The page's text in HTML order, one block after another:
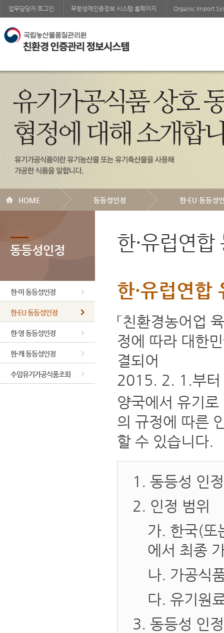
업무담당자 로그인 무항생제인증정보 시스템 홈페이지 Organic Import
HOME 동등성인정 한·EU 동등성
동등성인정
한·미 동등성인정
한·EU 동등성인정
한·영 동등성인정
한·캐 동등성인정
수입유기가공식품조회
한·유럽연
한·유럽연합
「친환경농어업
정에 따라 대한
결되어
2015. 2. 1.부터
양국에서 유기
의 규정에 따른
할 수 있습니다.
1. 동등성 인
2. 인정 범위
가. 한국(또
에서 최종
나. 가공식
다. 유기원
3. 동등성 인